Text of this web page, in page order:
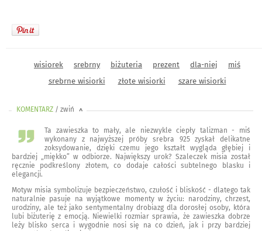
wisiorek srebrny biżuteria prezent dla-niej
miś
srebrne wisiorki
złote wisiorki szare wisiorki
KOMENTARZ / zwiń <
Ta zawieszka to mały, ale niezwykle ciepły talizman - miś
wykonany z najwyższej próby srebra 925 zyskał delikatne
zoksydowanie, dzięki czemu jego kształt wygląda głębiej i
bardziej „miękko” w odbiorze. Największy urok? Szaleczek misia został
ręcznie podkreślony złotem, co dodaje całości subtelnego blasku i
elegancji.
Motyw misia symbolizuje bezpieczeństwo, czułość i bliskość - dlatego tak
naturalnie pasuje na wyjątkowe momenty w życiu: narodziny, chrzest,
urodziny, ale też jako sentymentalny drobiazg dla dorosłej osoby, która
lubi biżuterię z emocją. Niewielki rozmiar sprawia, że zawieszka dobrze
leży blisko serca i wygodnie nosi się na co dzień, jak i przy bardziej